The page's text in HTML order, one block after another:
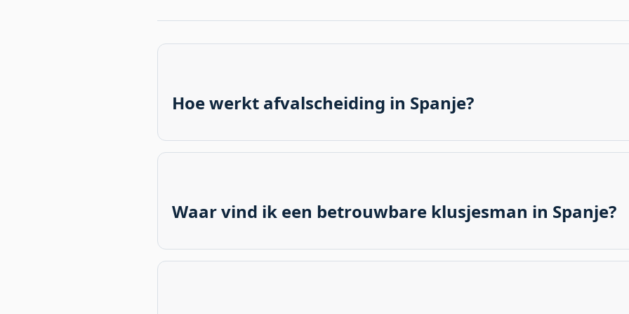
Hoe werkt afvalscheiding in Spanje?
papier/karton en glas. De specifieke kleuren en locaties van containers kunnen per
Waar vind ik een betrouwbare klusjesman in Spanje?
of andere expats. Ook online platforms en lokale advertenties kunnen uitkomst